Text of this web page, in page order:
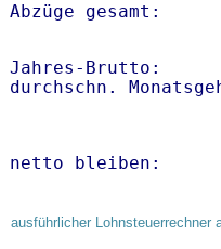
Abzüge gesamt:
Jahres-
netto
ausführlicher Lohnsteuerrechner